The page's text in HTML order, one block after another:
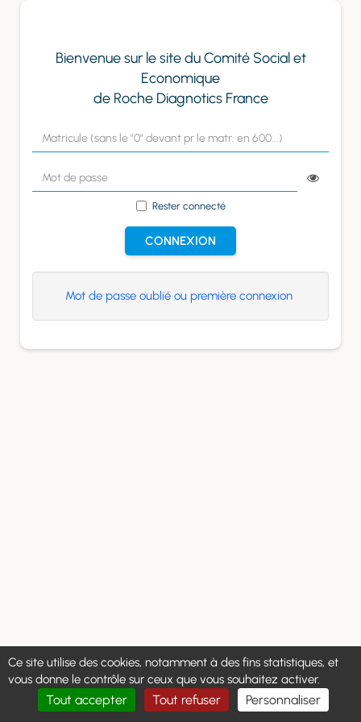
Bienvenue sur le site du Comité Social et
Economique
de Roche Diagnotics France
Rester connecté
CONNEXION
Mot de passe oublié ou première connexion
Ce site utilise des cookies, notamment à des fins statistiques, et
vous donne le contrôle sur ceux que vous souhaitez activer.
Tout accepter Tout refuser Personnaliser